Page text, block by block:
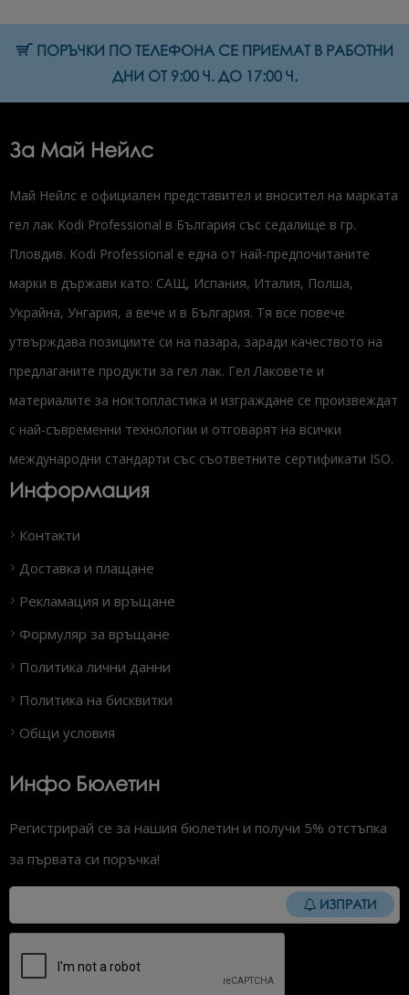
ПОРЪЧКИ ПО ТЕЛЕФОНА СЕ ПРИЕМАТ В РАБОТНИ
ДНИ ОТ 9:00 Ч. ДО 17:00 Ч.
За Май Нейлс
Май Нейлс е официален представител и вносител на марката
гел лак Kodi Professional в България със седалище в гр.
Пловдив. Kodi Professional е една от най-предпочитаните
марки в държави като: САЩ, Испания, Италия, Полша,
Украйна, Унгария, а вече и в България. Тя все повече
утвърждава позициите си на пазара, заради качеството на
предлаганите продукти за гел лак. Гел Лаковете и
материалите за ноктопластика и изграждане се произвеждат
с най-съвременни технологии и отговарят на всички
международни стандарти със съответните сертификати ISO.
Информация
Контакти
Доставка и плащане
Рекламация и връщане
Формуляр за връщане
Политика лични данни
Политика на бисквитки
Общи условия
Инфо Бюлетин
Регистрирай се за нашия бюлетин и получи 5% отстъпка
за първата си поръчка!
ИЗПРАТИ